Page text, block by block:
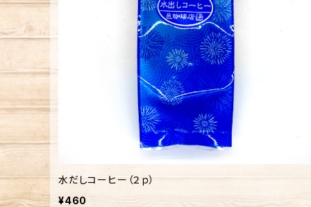
水だしコーヒー（２ｐ）
¥460